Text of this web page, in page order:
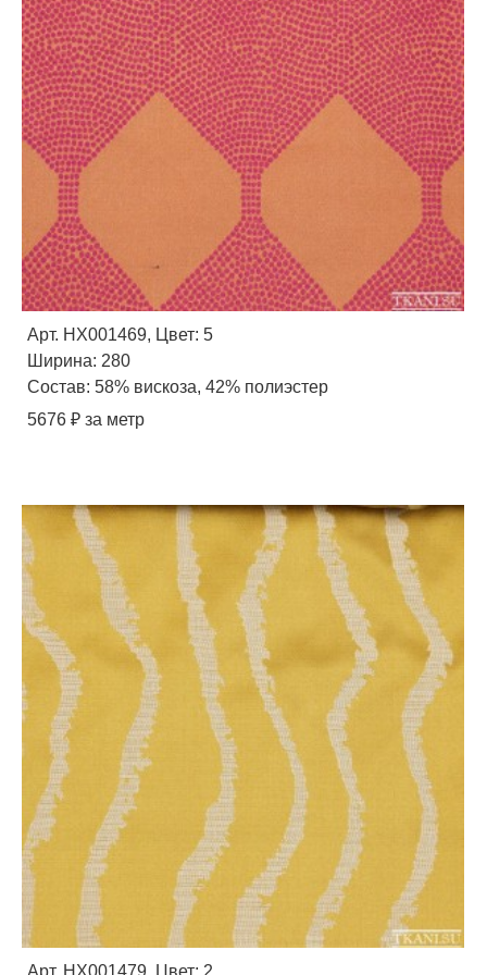
Арт. HX001469, Цвет: 5
Ширина: 280
Состав: 58% вискоза, 42% полиэстер
5676 ₽ за метр
Арт. HX001479, Цвет: 2